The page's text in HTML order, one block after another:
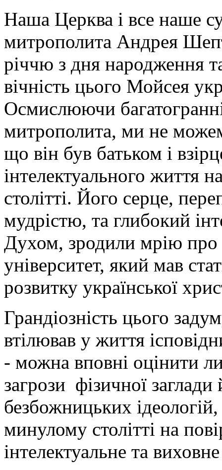
Наша Церква і все наше
митрополита Андрея
річчю з дня народження
вічність цього Мойсея
Осмислюючи
митрополита, ми не
що він був батьком і
інтелектуального життя
столітті. Його серце,
мудрістю, та глибокий
Духом, зродили мрію про
університет, який мав
розвитку української
Грандіозність цього
втілював у життя
- можна вповні оцінити
загрози фізичної
безбожницьких
минулому столітті на
інтелектуальне та